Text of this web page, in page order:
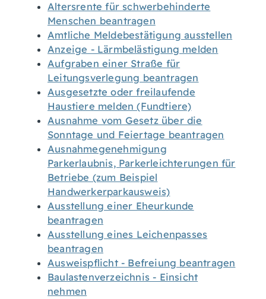
Altersrente für schwerbehinderte
Menschen beantragen
Amtliche Meldebestätigung ausstellen
Anzeige - Lärmbelästigung melden
Aufgraben einer Straße für
Leitungsverlegung beantragen
Ausgesetzte oder freilaufende
Haustiere melden (Fundtiere)
Ausnahme vom Gesetz über die
Sonntage und Feiertage beantragen
Ausnahmegenehmigung
Parkerlaubnis, Parkerleichterungen für
Betriebe (zum Beispiel
Handwerkerparkausweis)
Ausstellung einer Eheurkunde
beantragen
Ausstellung eines Leichenpasses
beantragen
Ausweispflicht - Befreiung beantragen
Baulastenverzeichnis - Einsicht
nehmen